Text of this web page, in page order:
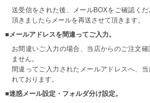
送受信をされた後、メールBOXをご確認く
頂きましたらメールを再送させて頂きます。
■メールアドレスを間違ってご入力。
お間違いご入力の場合、当店からのご注文
ません。
間違ってご入力されたメールアドレスへ、
れております。
■迷惑メール設定・フォルダ分け設定。